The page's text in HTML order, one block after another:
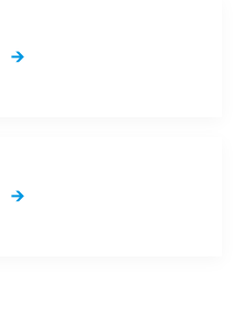
→
→